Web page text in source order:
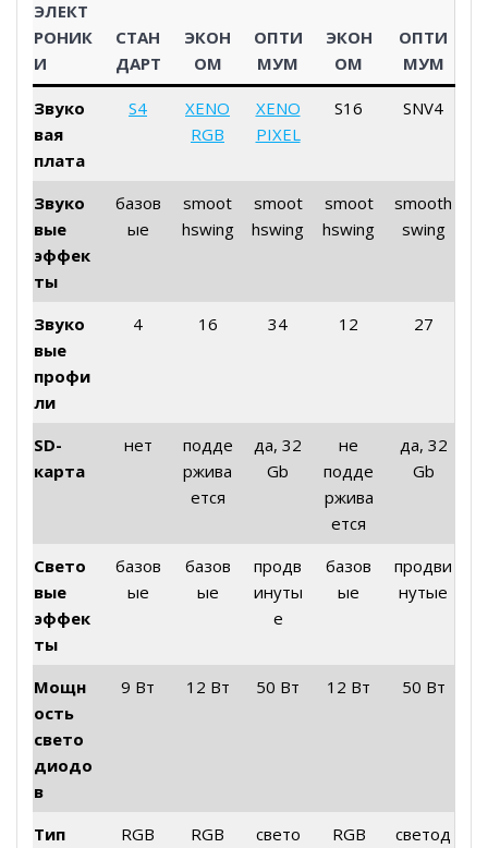
ЭЛЕКТ
РОНИК
И
СТАН
ДАРТ
ЭКОН
ОМ
ОПТИ
МУМ
ЭКОН
ОМ
ОПТИ
МУМ
Звуко
вая
плата
S4
XENO
RGB
XENO
PIXEL
S16 SNV4
Звуко
вые
эффек
ты
базов
ые
smoot
hswing
smoot
hswing
smoot
hswing
smooth
swing
Звуко
вые
профи
ли
4 16 34 12 27
SD-
карта
нет
подде
ржива
ется
да, 32
Gb
не
подде
ржива
ется
да, 32
Gb
Свето
вые
эффек
ты
базов
ые
базов
ые
продв
инуты
е
базов
ые
продви
нутые
Мощн
ость
свето
диодо
в
9 Вт 12 Вт 50 Вт 12 Вт 50 Вт
Тип
RGB
RGB
свето
RGB
светод